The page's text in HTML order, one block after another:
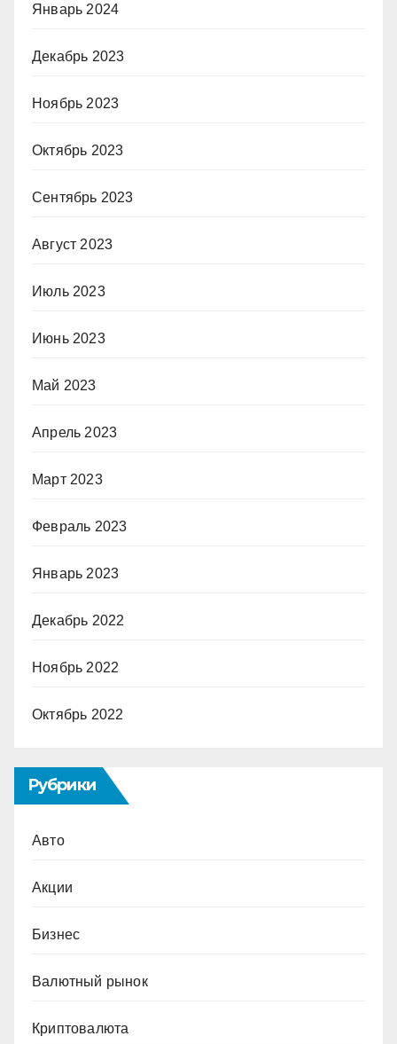
Январь 2024
Декабрь 2023
Ноябрь 2023
Октябрь 2023
Сентябрь 2023
Август 2023
Июль 2023
Июнь 2023
Май 2023
Апрель 2023
Март 2023
Февраль 2023
Январь 2023
Декабрь 2022
Ноябрь 2022
Октябрь 2022
Рубрики
Авто
Акции
Бизнес
Валютный рынок
Криптовалюта